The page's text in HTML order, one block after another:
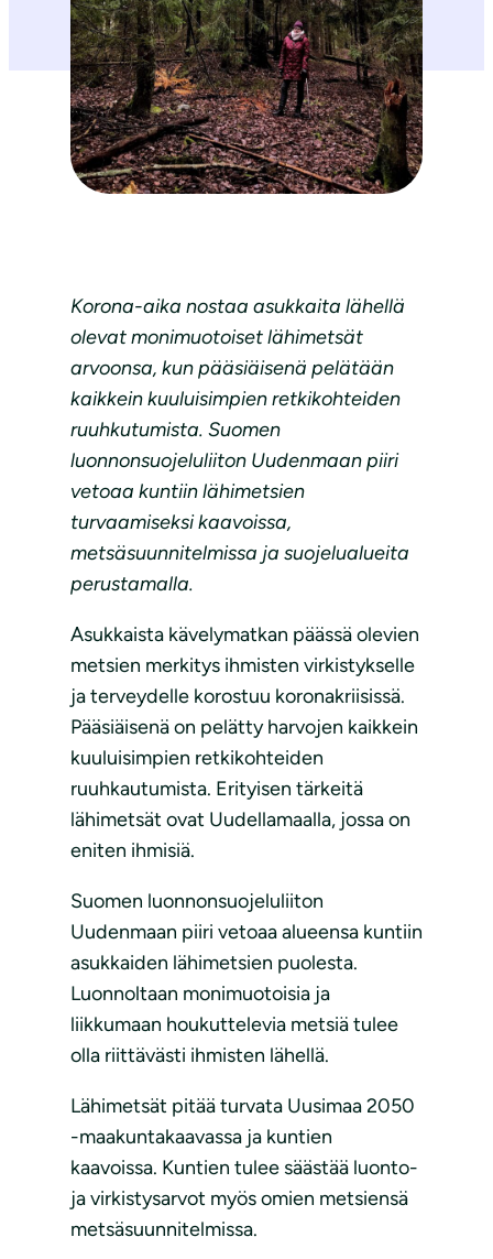
Korona-aika nostaa asukkaita lähellä
olevat monimuotoiset lähimetsät
arvoonsa, kun pääsiäisenä pelätään
kaikkein kuuluisimpien retkikohteiden
ruuhkutumista. Suomen
luonnonsuojeluliiton Uudenmaan piiri
vetoaa kuntiin lähimetsien
turvaamiseksi kaavoissa,
metsäsuunnitelmissa ja suojelualueita
perustamalla.
Asukkaista kävelymatkan päässä olevien
metsien merkitys ihmisten virkistykselle
ja terveydelle korostuu koronakriisissä.
Pääsiäisenä on pelätty harvojen kaikkein
kuuluisimpien retkikohteiden
ruuhkautumista. Erityisen tärkeitä
lähimetsät ovat Uudellamaalla, jossa on
eniten ihmisiä.
Suomen luonnonsuojeluliiton
Uudenmaan piiri vetoaa alueensa kuntiin
asukkaiden lähimetsien puolesta.
Luonnoltaan monimuotoisia ja
liikkumaan houkuttelevia metsiä tulee
olla riittävästi ihmisten lähellä.
Lähimetsät pitää turvata Uusimaa 2050
-maakuntakaavassa ja kuntien
kaavoissa. Kuntien tulee säästää luonto-
ja virkistysarvot myös omien metsiensä
metsäsuunnitelmissa.